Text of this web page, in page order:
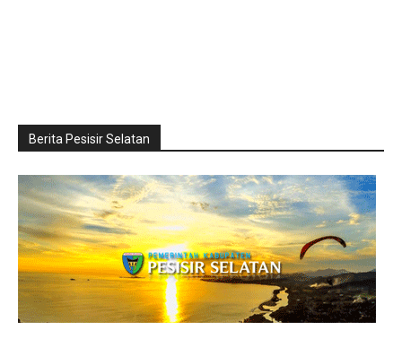
Berita Pesisir Selatan